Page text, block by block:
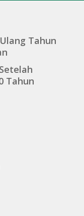
Tahun
Tahun